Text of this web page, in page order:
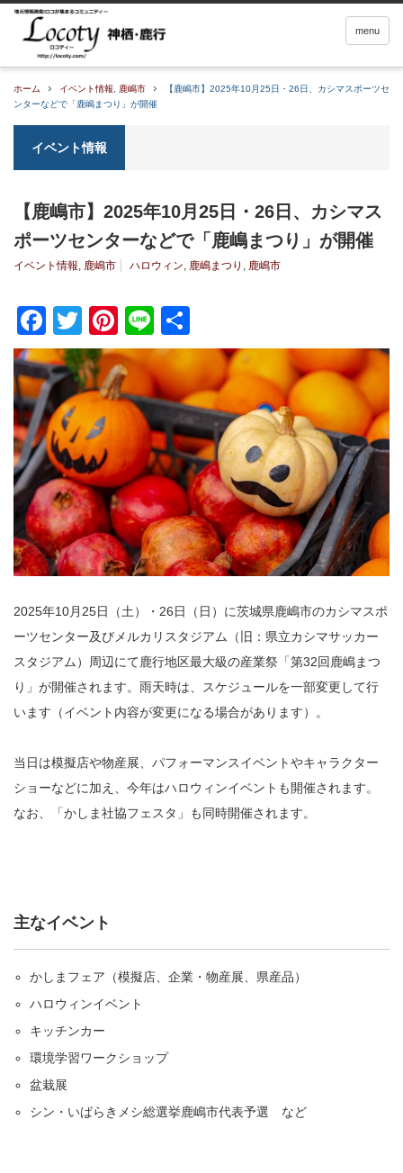
menu
ホーム イベント情報 鹿嶋市
【鹿嶋市】2025年10月25日・26日、カシマスポーツセ
ンターなどで「鹿嶋まつり」が開催
イベント情報
【鹿嶋市】2025年10月25日・26日、カシマス
ポーツセンターなどで「鹿嶋まつり」が開催
イベント情報, 鹿嶋市 ハロウィン, 鹿嶋まつり , 鹿嶋市
Facebook
TwitterPinterest
Line
有
2025年10月25日（土）・26日（日）に茨城県鹿嶋市のカシマスポ
ーツセンター及びメルカリスタジアム（旧：県立カシマサッカー
スタジアム）周辺にて鹿行地区最大級の産業祭「第32回鹿嶋まつ
り」が開催されます。雨天時は、スケジュールを一部変更して行
います（イベント内容が変更になる場合があります）。
当日は模擬店や物産展、パフォーマンスイベントやキャラクター
ショーなどに加え、今年はハロウィンイベントも開催されます。
なお、「かしま社協フェスタ」も同時開催されます。
主なイベント
かしまフェア（模擬店、企業・物産展、県産品）
ハロウィンイベント
キッチンカー
環境学習ワークショップ
盆栽展
シン・いばらきメシ総選挙鹿嶋市代表予選 など